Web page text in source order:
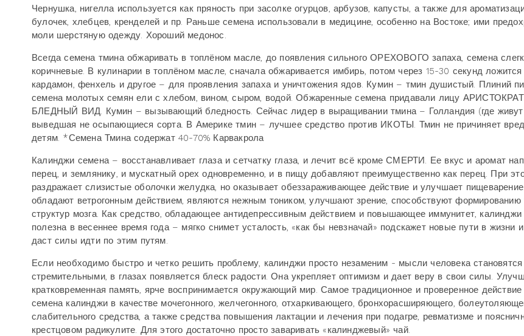
Чернушка, нигелла используется как пряность при засолке огурцов, арбузов, капусты, а также для
булочек, хлебцев, кренделей и пр. Раньше семена использовали в медицине, особенно на Востоке; ими
моли шерстяную одежду. Хороший медонос.
Всегда семена тмина обжаривать в топлёном масле, до появления сильного ОРЕХОВОГО запаха, семена
коричневые. В кулинарии в топлёном масле, сначала обжаривается имбирь, потом через 15-30 секунд ложится
кардамон, фенхель и другое – для проявления запаха и уничтожения ядов. Кумин – тмин душистый. Плиний
семена молотых семян ели с хлебом, вином, сыром, водой. Обжаренные семена придавали лицу
БЛЕДНЫЙ ВИД. Кумин – вызывающий бледность. Сейчас лидер в выращивании тмина – Голландия (где живут
выведшая не осыпающиеся сорта. В Америке тмин – лучшее средство против ИКОТЫ. Тмин не причиняет
детям. *Семена Тмина содержат 40-70% Карвакрола
Калинджи семена – восстанавливает глаза и сетчатку глаза, и лечит всё кроме СМЕРТИ. Ее вкус и аромат
перец, и землянику, и мускатный орех одновременно, и в пищу добавляют преимущественно как перец. При
раздражает слизистые оболочки желудка, но оказывает обеззараживающее действие и улучшает
обладают ветрогонным действием, являются нежным тоником, улучшают зрение, способствуют формированию
структур мозга. Как средство, обладающее антидепрессивным действием и повышающее иммунитет, калинджи
полезна в весеннее время года – мягко снимет усталость, «как бы невзначай» подскажет новые пути в жизни
даст силы идти по этим путям.
Если необходимо быстро и четко решить проблему, калинджи просто незаменим - мысли человека
стремительными, в глазах появляется блеск радости. Она укрепляет оптимизм и дает веру в свои силы.
кратковременная память, ярче воспринимается окружающий мир. Самое традиционное и проверенное
семена калинджи в качестве мочегонного, желчегонного, отхаркивающего, бронхорасширяющего,
слабительного средства, а также средства повышения лактации и лечения при подагре, ревматизме и
крестцовом радикулите. Для этого достаточно просто заваривать «калинджевый» чай.